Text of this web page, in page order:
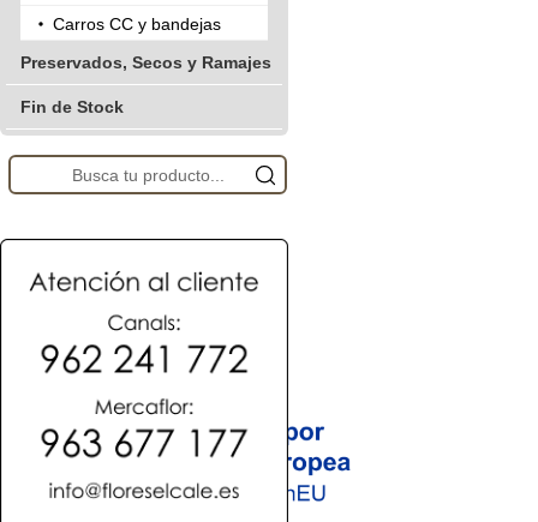
Carros CC y bandejas
Preservados, Secos y Ramajes
Fin de Stock